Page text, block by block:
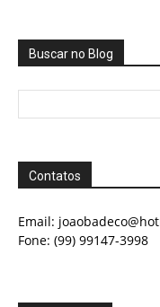
Buscar no Blog
Contatos
Email:
Fone: (99) 99147-3998